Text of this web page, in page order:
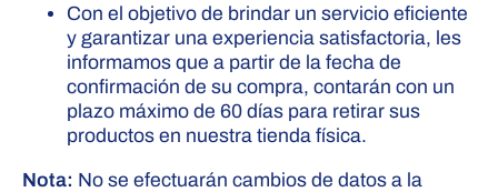
Con el objetivo de brindar un servicio eficiente
y garantizar una experiencia satisfactoria, les
informamos que a partir de la fecha de
confirmación de su compra, contarán con un
plazo máximo de 60 días para retirar sus
productos en nuestra tienda física.
Nota: No se efectuarán cambios de datos a la